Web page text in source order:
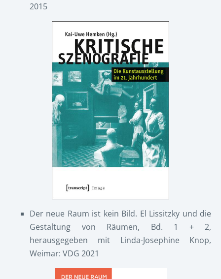
2015
Der neue Raum ist kein Bild. El Lissitzky und die
Gestaltung von Räumen, Bd. 1 + 2,
herausgegeben mit Linda-Josephine Knop,
Weimar: VDG 2021